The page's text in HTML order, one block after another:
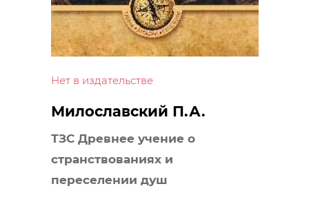
Нет в издательстве
Милославский П.А.
ТЗС Древнее учение о
странствованиях и
переселении душ